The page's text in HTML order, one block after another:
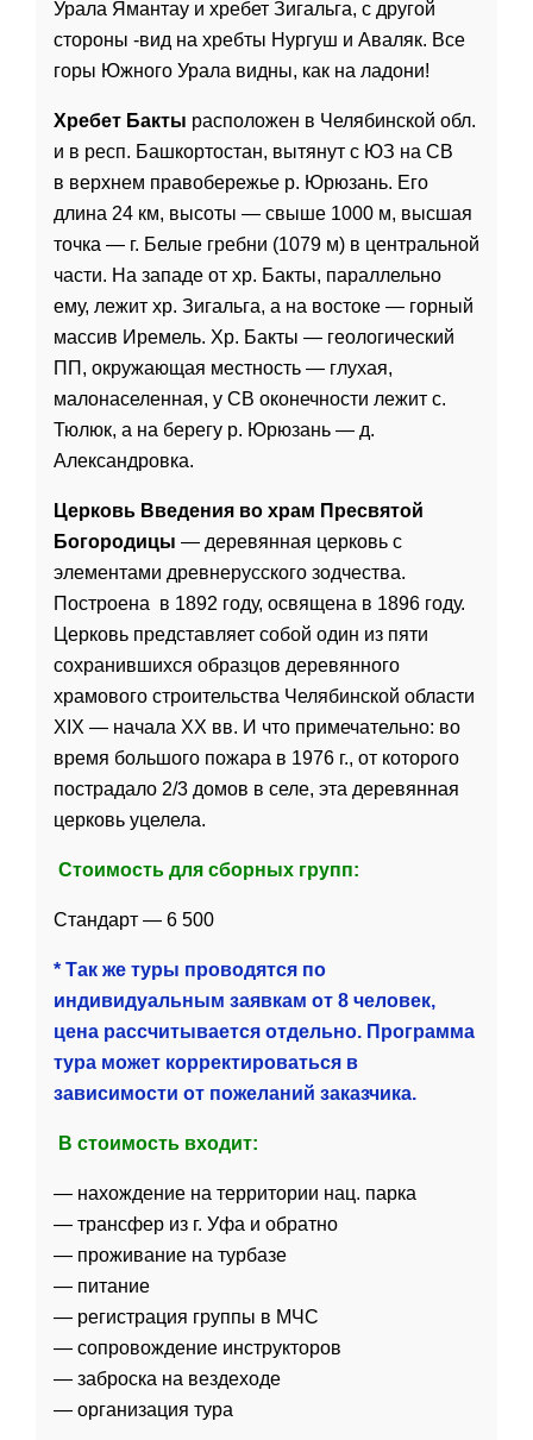
Урала Ямантау и хребет Зигальга, с другой
стороны -вид на хребты Нургуш и Аваляк. Все
горы Южного Урала видны, как на ладони!
Хребет Бакты расположен в Челябинской обл.
и в респ. Башкортостан, вытянут с ЮЗ на СВ
в верхнем правобережье р. Юрюзань. Его
длина 24 км, высоты — свыше 1000 м, высшая
точка — г. Белые гребни (1079 м) в центральной
части. На западе от хр. Бакты, параллельно
ему, лежит хр. Зигальга, а на востоке — горный
массив Иремель. Хр. Бакты — геологический
ПП, окружающая местность — глухая,
малонаселенная, у СВ оконечности лежит с.
Тюлюк, а на берегу р. Юрюзань — д.
Александровка.
Церковь Введения во храм Пресвятой
Богородицы — деревянная церковь с
элементами древнерусского зодчества.
Построена в 1892 году, освящена в 1896 году.
Церковь представляет собой один из пяти
сохранившихся образцов деревянного
храмового строительства Челябинской области
XIX — начала XX вв. И что примечательно: во
время большого пожара в 1976 г., от которого
пострадало 2/3 домов в селе, эта деревянная
церковь уцелела.
Стоимость для сборных групп:
Стандарт — 6 500
* Так же туры проводятся по
индивидуальным заявкам от 8 человек,
цена рассчитывается отдельно. Программа
тура может корректироваться в
зависимости от пожеланий заказчика.
В стоимостьвходит:
— нахождение на территории нац. парка
— трансфер из г. Уфа и обратно
— проживание на турбазе
— питание
— регистрация группы в МЧС
— сопровождение инструкторов
— заброска на вездеходе
— организация тура